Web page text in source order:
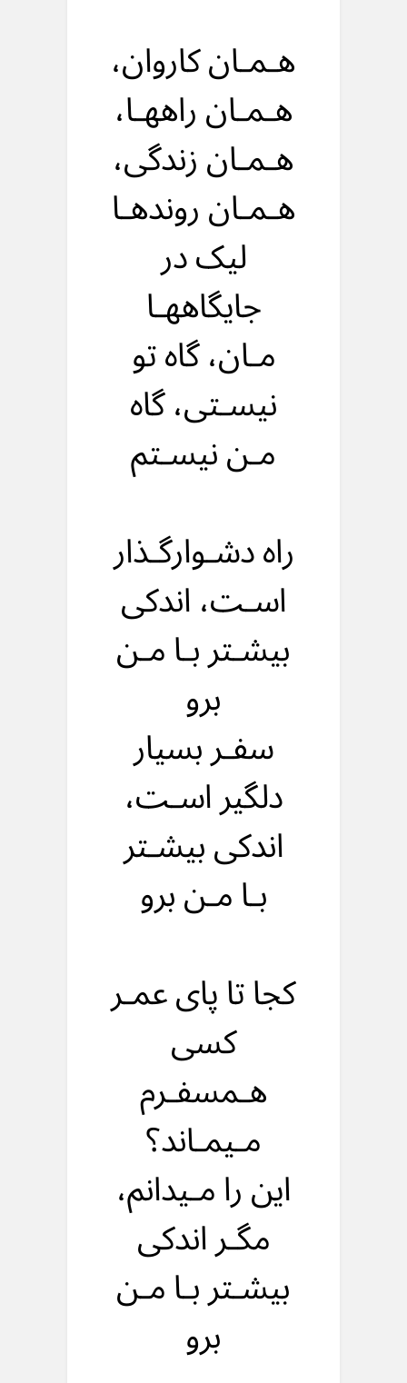
هـمـان کاروان،
هـمـان راههـا،
هـمـان زندگی،
هـمـان روندهـا
لیک در
جایگاههـا
مـان، گاه تو
نیسـتی، گاه
مـن نیسـتم
راه دشـوارگـذار
اسـت، اندکی
بیشـتر بـا مـن
برو
سفـر بسیار
دلگیر اسـت،
اندکی بیشـتر
بـا مـن برو
کجا تا پای عمـر
کسی
هـمسفـرم
مـیمـاند؟
این را مـیدانم،
مگـر اندکی
بیشـتر بـا مـن
برو